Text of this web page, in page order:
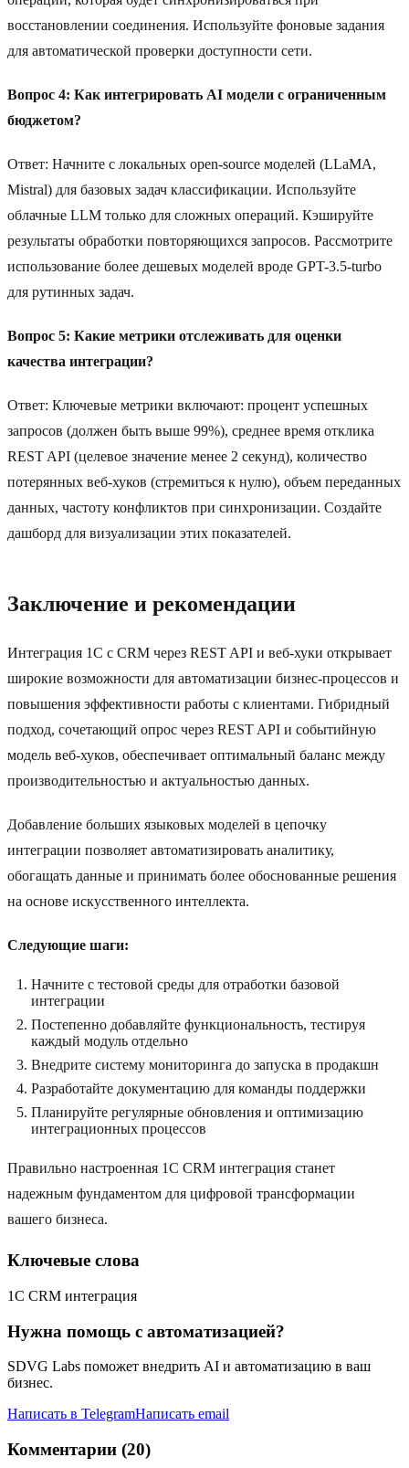
восстановлении соединения. Используйте фоновые задания
для автоматической проверки доступности сети.
Вопрос 4: Как интегрировать AI модели с ограниченным
бюджетом?
Ответ: Начните с локальных open-source моделей (LLaMA,
Mistral) для базовых задач классификации. Используйте
облачные LLM только для сложных операций. Кэшируйте
результаты обработки повторяющихся запросов. Рассмотрите
использование более дешевых моделей вроде GPT-3.5-turbo
для рутинных задач.
Вопрос 5: Какие метрики отслеживать для оценки
качества интеграции?
Ответ: Ключевые метрики включают: процент успешных
запросов (должен быть выше 99%), среднее время отклика
REST API (целевое значение менее 2 секунд), количество
потерянных веб‑хуков (стремиться к нулю), объем переданных
данных, частоту конфликтов при синхронизации. Создайте
дашборд для визуализации этих показателей.
Заключение и рекомендации
Интеграция 1С с CRM через REST API и веб‑хуки открывает
широкие возможности для автоматизации бизнес-процессов и
повышения эффективности работы с клиентами. Гибридный
подход, сочетающий опрос через REST API и событийную
модель веб‑хуков, обеспечивает оптимальный баланс между
производительностью и актуальностью данных.
Добавление больших языковых моделей в цепочку
интеграции позволяет автоматизировать аналитику,
обогащать данные и принимать более обоснованные решения
на основе искусственного интеллекта.
Следующие шаги:
Начните с тестовой среды для отработки базовой
интеграции
Постепенно добавляйте функциональность, тестируя
каждый модуль отдельно
Внедрите систему мониторинга до запуска в продакшн
Разработайте документацию для команды поддержки
Планируйте регулярные обновления и оптимизацию
интеграционных процессов
Правильно настроенная 1С CRM интеграция станет
надежным фундаментом для цифровой трансформации
вашего бизнеса.
Ключевые слова
1С CRM интеграция
Нужна помощь с автоматизацией?
SDVG Labs поможет внедрить AI и автоматизацию в ваш
бизнес.
Написать в TelegramНаписать email
Комментарии (20)